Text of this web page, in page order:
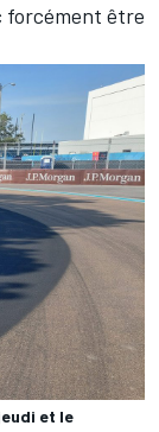
forcément être
et le